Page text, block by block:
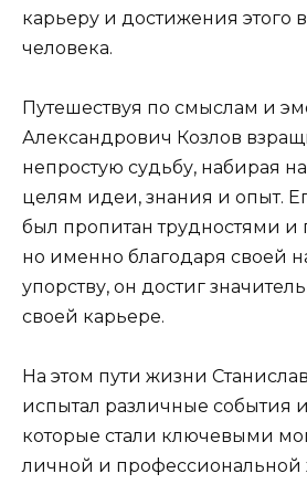
карьеру и достижения этого
человека.
Путешествуя по смыслам и
Александрович Козлов
непростую судьбу, набирая
целям идеи, знания и опыт.
был пропитан трудностями и
но именно благодаря своей
упорству, он достиг
своей карьере.
На этом пути жизни
испытал различные события
которые стали ключевыми
личной и